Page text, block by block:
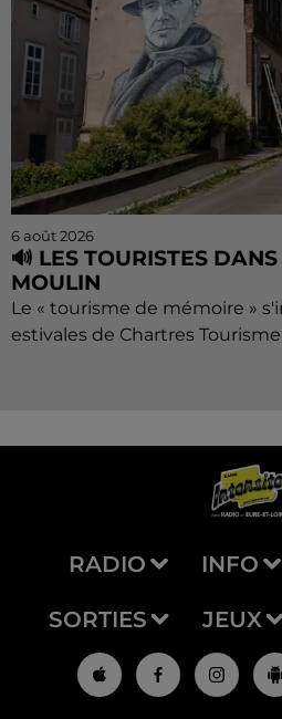
6 août 2026
🔊 LES TOURISTES
MOULIN
Le « tourisme de mémoire »
estivales de Chartres Tourisme.
RADIO INFO
SORTIES JEUX